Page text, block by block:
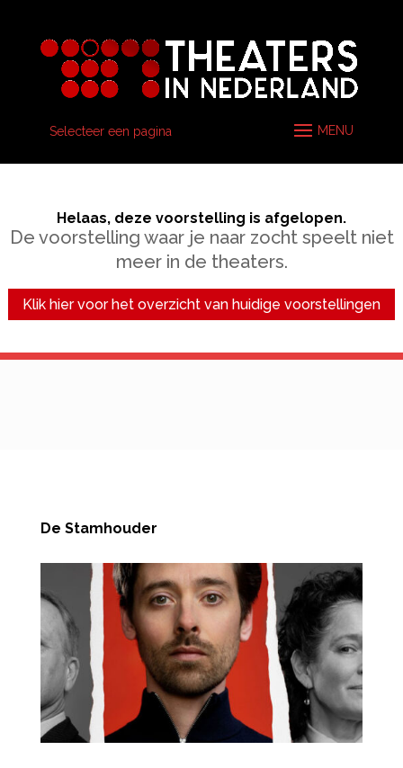
Selecteer een pagina
Helaas, deze voorstelling is afgelopen.
De voorstelling waar je naar zocht speelt niet
meer in de theaters.
Klik hier voor het overzicht van huidige voorstellingen
De Stamhouder